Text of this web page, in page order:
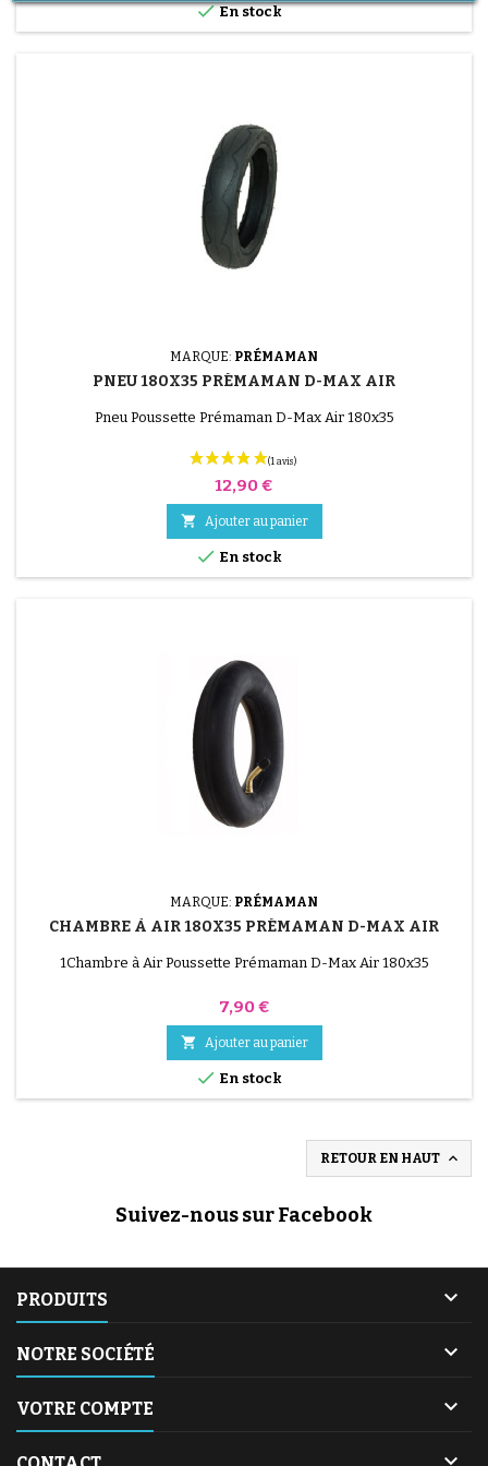
En stock
MARQUE: PRÉMAMAN
PNEU 180X35 PRÉMAMAN D-MAX AIR
Pneu Poussette Prémaman D-Max Air 180x35
Prix
12,90 €
 Ajouter au panier
 En stock
MARQUE: PRÉMAMAN
CHAMBRE À AIR 180X35 PRÉMAMAN D-MAX AIR
1Chambre à Air Poussette Prémaman D-Max Air 180x35
Prix
7,90 €
 Ajouter au panier
 En stock
RETOUR EN HAUT 
Suivez-nous sur Facebook
PRODUITS 
NOTRE SOCIÉTÉ 
VOTRE COMPTE 